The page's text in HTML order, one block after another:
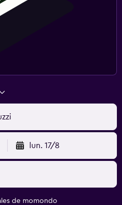
lun. 17/8
de momondo